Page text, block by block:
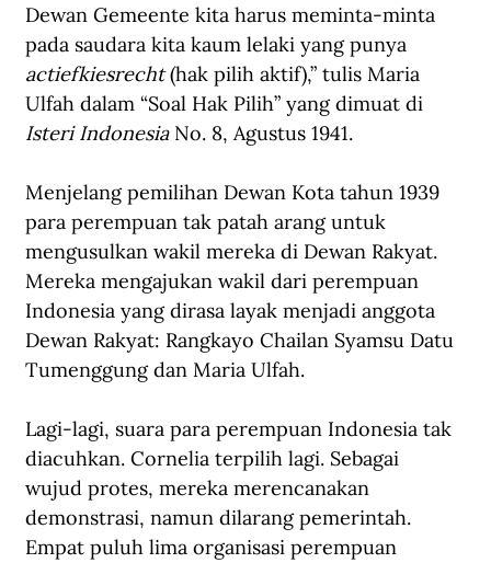
Dewan Gemeente kita harus meminta-minta
pada saudara kita kaum lelaki yang punya
actiefkiesrecht (hak pilih aktif),” tulis Maria
Ulfah dalam “Soal Hak Pilih” yang dimuat di
Isteri Indonesia No. 8, Agustus 1941.
Menjelang pemilihan Dewan Kota tahun 1939
para perempuan tak patah arang untuk
mengusulkan wakil mereka di Dewan Rakyat.
Mereka mengajukan wakil dari perempuan
Indonesia yang dirasa layak menjadi anggota
Dewan Rakyat: Rangkayo Chailan Syamsu Datu
Tumenggung dan Maria Ulfah.
Lagi-lagi, suara para perempuan Indonesia tak
diacuhkan. Cornelia terpilih lagi. Sebagai
wujud protes, mereka merencanakan
demonstrasi, namun dilarang pemerintah.
Empat puluh lima organisasi perempuan